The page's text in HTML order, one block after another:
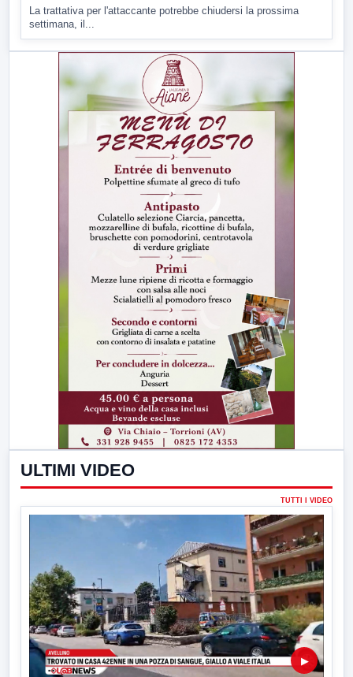
La trattativa per l'attaccante potrebbe chiudersi la prossima
settimana, il...
ULTIMI VIDEO
TUTTI I VIDEO
▶